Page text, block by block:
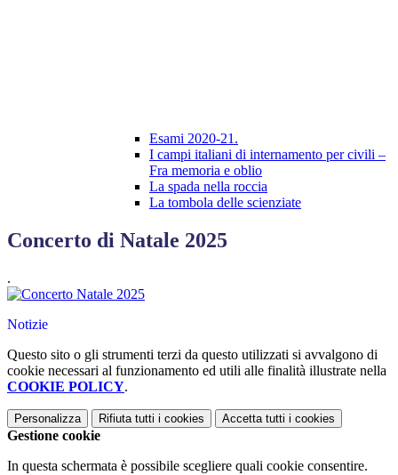
Esami 2020-21.
I campi italiani di internamento per civili –
Fra memoria e oblio
La spada nella roccia
La tombola delle scienziate
Concerto di Natale 2025
.
Notizie
Questo sito o gli strumenti terzi da questo utilizzati si avvalgono di
cookie necessari al funzionamento ed utili alle finalità illustrate nella
COOKIE POLICY.
Personalizza Rifiuta tutti i cookies Accetta tutti i cookies
Gestione cookie
In questa schermata è possibile scegliere quali cookie consentire.